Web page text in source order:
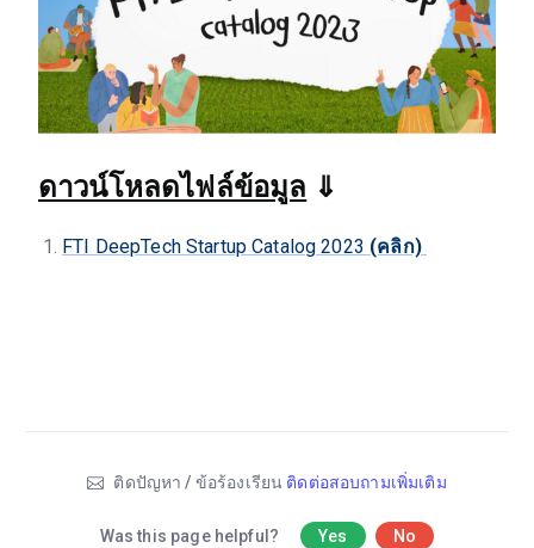
ดาวน์โหลดไฟล์ข้อมูล ⇓
FTI DeepTech Startup Catalog 2023 (คลิก)
ติดปัญหา / ข้อร้องเรียน ติดต่อสอบถามเพิ่มเติม
Was this page helpful? Yes No